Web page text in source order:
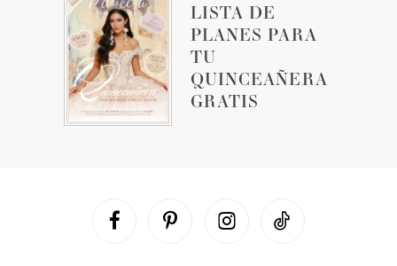
LISTA DE
PLANES PARA
TU
QUINCEAÑERA
GRATIS